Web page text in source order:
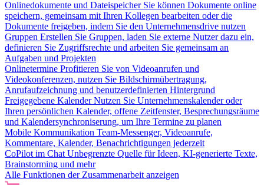
Onlinedokumente und Dateispeicher Sie können Dokumente online
speichern, gemeinsam mit Ihren Kollegen bearbeiten oder die
Dokumente freigeben, indem Sie den Unternehmensdrive nutzen
Gruppen Erstellen Sie Gruppen, laden Sie externe Nutzer dazu ein,
definieren Sie Zugriffsrechte und arbeiten Sie gemeinsam an
Aufgaben und Projekten
Onlinetermine Profitieren Sie von Videoanrufen und
Videokonferenzen, nutzen Sie Bildschirmübertragung,
Anrufaufzeichnung und benutzerdefinierten Hintergrund
Freigegebene Kalender Nutzen Sie Unternehmenskalender oder
Ihren persönlichen Kalender, offene Zeitfenster, Besprechungsräume
und Kalendersynchroniserung, um Ihre Termine zu planen
Mobile Kommunikation Team-Messenger, Videoanrufe,
Kommentare, Kalender, Benachrichtigungen jederzeit
CoPilot im Chat Unbegrenzte Quelle für Ideen, KI-generierte Texte,
Brainstorming und mehr
Alle Funktionen der Zusammenarbeit anzeigen